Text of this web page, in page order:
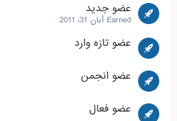
عضو جدید
Earned آبان 31، 2011
عضو تازه وارد
عضو انجمن
عضو فعال